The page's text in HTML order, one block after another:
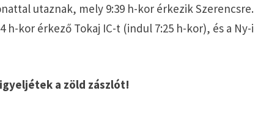
utaznak, mely 9:39 h-kor érkezik Szerencsre.
h-kor érkező Tokaj IC-t (indul 7:25 h-kor), és a Ny-i
a zöld zászlót!